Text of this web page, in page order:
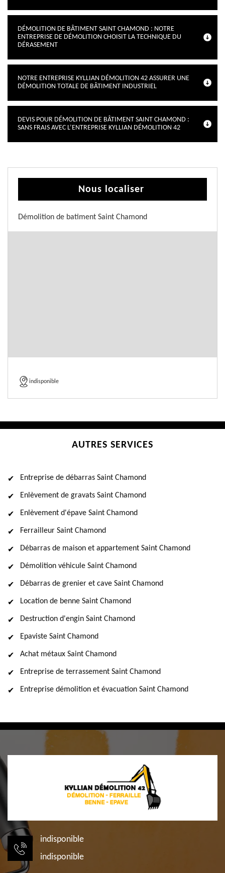
DÉMOLITION DE BÂTIMENT SAINT CHAMOND : NOTRE
ENTREPRISE DE DÉMOLITION CHOISIT LA TECHNIQUE DU
DÉRASEMENT
NOTRE ENTREPRISE KYLLIAN DÉMOLITION 42 ASSURER UNE
DÉMOLITION TOTALE DE BÂTIMENT INDUSTRIEL
DEVIS POUR DÉMOLITION DE BÂTIMENT SAINT CHAMOND :
SANS FRAIS AVEC L’ENTREPRISE KYLLIAN DÉMOLITION 42
Nous localiser
Démolition de batiment Saint Chamond
indisponible
AUTRES SERVICES
Entreprise de débarras Saint Chamond
Enlèvement de gravats Saint Chamond
Enlèvement d'épave Saint Chamond
Ferrailleur Saint Chamond
Débarras de maison et appartement Saint Chamond
Démolition véhicule Saint Chamond
Débarras de grenier et cave Saint Chamond
Location de benne Saint Chamond
Destruction d'engin Saint Chamond
Epaviste Saint Chamond
Achat métaux Saint Chamond
Entreprise de terrassement Saint Chamond
Entreprise démolition et évacuation Saint Chamond
indisponible
indisponible